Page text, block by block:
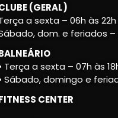
(GERAL)
a sexta – 06h às 22h
dom. e feriados –
Terça a sexta – 07h às
Sábado, domingo e
CENTER